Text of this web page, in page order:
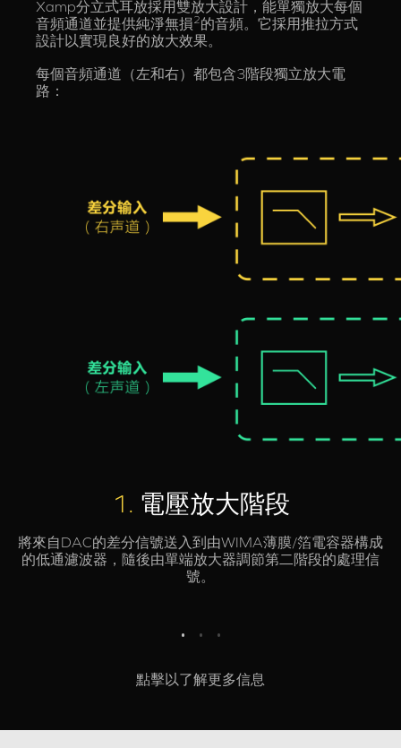
Xamp分立式耳放採用雙放大設計，能單獨放大每個
音頻通道並提供純淨無損2的音頻。它採用推拉方式
設計以實現良好的放大效果。
每個音頻通道（左和右）都包含3階段獨立放大電
路：
2. 前級放大階段
輸入信號被進一步放大，實現電流和功率增益的增加以驅動
最終輸出階段。
點擊以了解更多信息